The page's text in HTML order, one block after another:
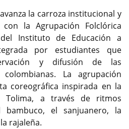
la carroza institucional y
la Agrupación Folclórica
Instituto de Educación a
por estudiantes que
y difusión de las
La agrupación
coreográfica inspirada en la
Tolima, a través de ritmos
bambuco, el sanjuanero, la
rajaleña.